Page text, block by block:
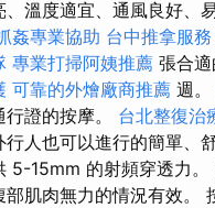
、溫度適宜、通風良好、
姦專業協助 台中推拿服務
專業打掃阿姨推薦 張合
可靠的外燴廠商推薦 週。
證的按摩。 台北整復治
行人也可以進行的簡單、
5-15mm 的射頻穿透力
部肌肉無力的情況有效。